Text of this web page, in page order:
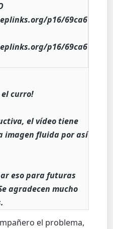
p16/69ca6
p16/69ca6
curro!
el vídeo tiene
imagen fluida por así
eso para futuras
agradecen mucho
el problema,